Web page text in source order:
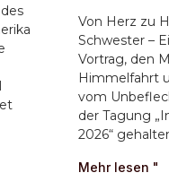
Von Herz zu
Schwester –
Vortrag, den
Himmelfahrt
vom
der Tagung
2026“
Mehr lesen "